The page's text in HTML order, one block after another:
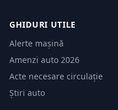
GHIDURI UTILE
Alerte mașină
Amenzi auto 2026
Acte necesare circulație
Știri auto